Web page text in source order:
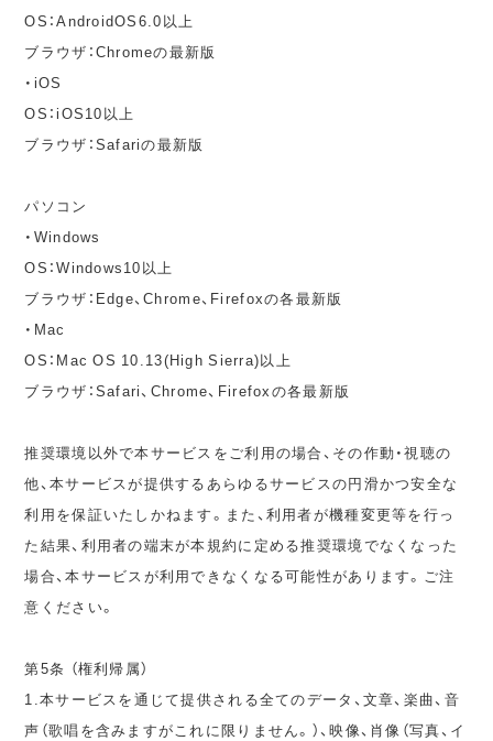
OS：AndroidOS6.0以上
ブラウザ：Chromeの最新版
・iOS
OS：iOS10以上
ブラウザ：Safariの最新版
パソコン
・Windows
OS：Windows10以上
ブラウザ：Edge、Chrome、Firefoxの各最新版
・Mac
OS：Mac OS 10.13(High Sierra)以上
ブラウザ：Safari、Chrome、Firefoxの各最新版
推奨環境以外で本サービスをご利用の場合、その作動・視聴の
他、本サービスが提供するあらゆるサービスの円滑かつ安全な
利用を保証いたしかねます。また、利用者が機種変更等を行っ
た結果、利用者の端末が本規約に定める推奨環境でなくなった
場合、本サービスが利用できなくなる可能性があります。ご注
意ください。
第5条 （権利帰属）
1.本サービスを通じて提供される全てのデータ、文章、楽曲、音
声（歌唱を含みますがこれに限りません。）、映像、肖像（写真、イ